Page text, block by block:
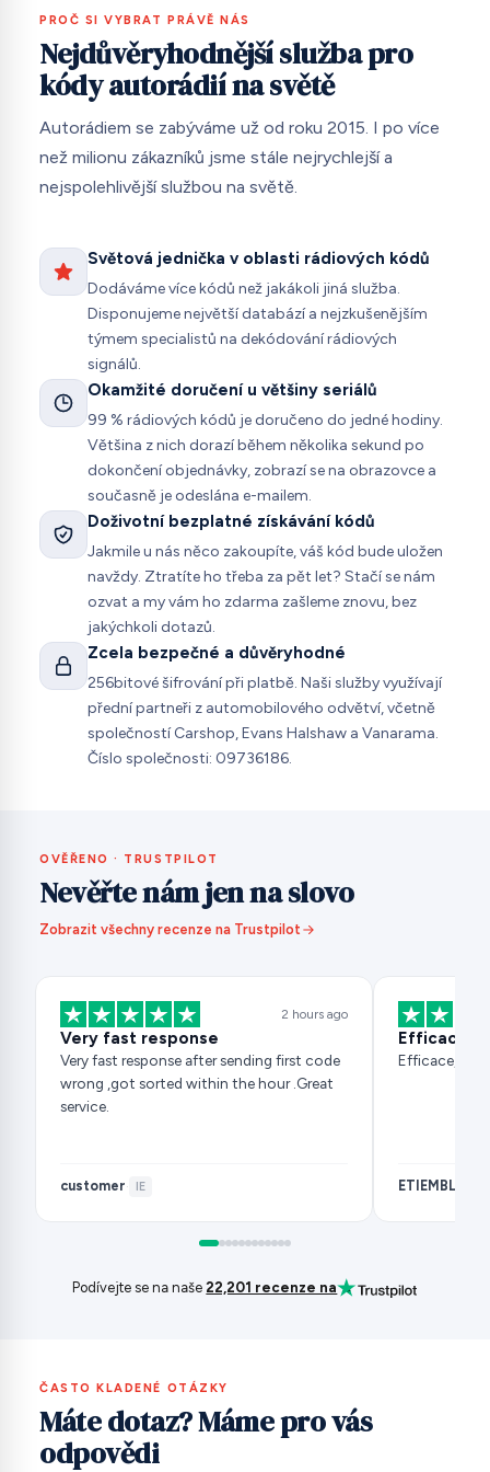
PROČ SI VYBRAT PRÁVĚ NÁS
Nejdůvěryhodnější služba pro
kódy autorádií na světě
Autorádiem se zabýváme už od roku 2015. I po více
než milionu zákazníků jsme stále nejrychlejší a
nejspolehlivější službou na světě.
Světová jednička v oblasti rádiových kódů
Dodáváme více kódů než jakákoli jiná služba.
Disponujeme největší databází a nejzkušenějším
týmem specialistů na dekódování rádiových
signálů.
Okamžité doručení u většiny seriálů
99 % rádiových kódů je doručeno do jedné hodiny.
Většina z nich dorazí během několika sekund po
dokončení objednávky, zobrazí se na obrazovce a
současně je odeslána e-mailem.
Doživotní bezplatné získávání kódů
Jakmile u nás něco zakoupíte, váš kód bude uložen
navždy. Ztratíte ho třeba za pět let? Stačí se nám
ozvat a my vám ho zdarma zašleme znovu, bez
jakýchkoli dotazů.
Zcela bezpečné a důvěryhodné
256bitové šifrování při platbě. Naši služby využívají
přední partneři z automobilového odvětví, včetně
společností Carshop, Evans Halshaw a Vanarama.
Číslo společnosti: 09736186.
OVĚŘENO · TRUSTPILOT
Nevěřte nám jen na slovo
Zobrazit všechny recenze na Trustpilot
2 hours ago
Very fast response
Very fast response after sending first code
wrong ,got sorted within the hour .Great
service.
customer· IE
Efficace
Efficace, rien
ETIEMBLE
Podívejte se na naše22,201 recenze na
ČASTO KLADENÉ OTÁZKY
Máte dotaz? Máme pro vás
odpovědi